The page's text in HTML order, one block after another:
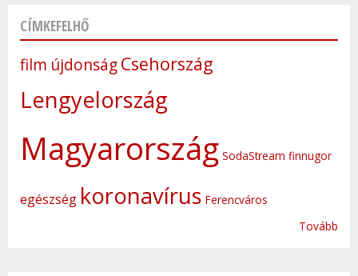
CÍMKEFELHŐ
film újdonságCsehország
Lengyelország
Magyarország SodaStream finnugor
egészség koronavírus Ferencváros
Tovább